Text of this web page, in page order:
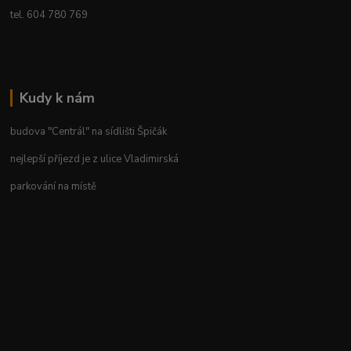
tel. 604 780 769
Kudy k nám
budova "Centrál" na sídlišti Špičák
nejlepší příjezd je z ulice Vladimirská
parkování na místě